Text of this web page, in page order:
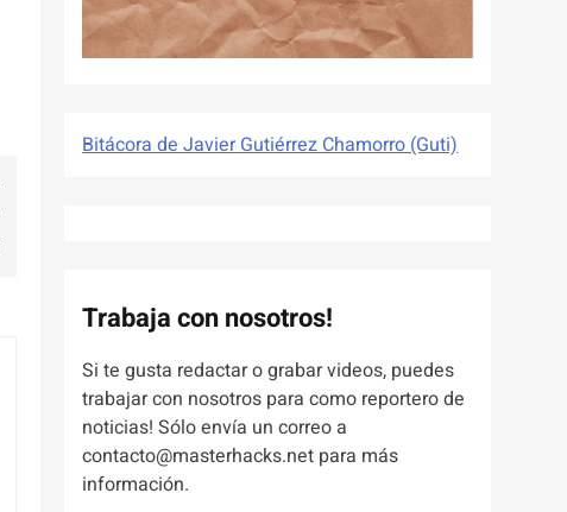
Bitácora de Javier Gutiérrez Chamorro (Guti)
Trabaja con nosotros!
Si te gusta redactar o grabar videos, puedes
trabajar con nosotros para como reportero de
noticias! Sólo envía un correo a
contacto@masterhacks.net para más
información.